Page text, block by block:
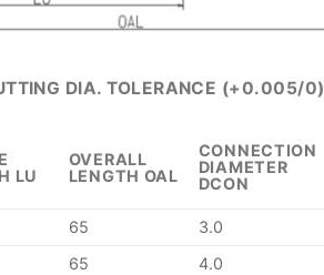
DIA. TOLERANCE (+0.005/0)
LU
OVERALL
LENGTH OAL
CONNECTION
DIAMETER
DCON
65 3.0
65 4.0